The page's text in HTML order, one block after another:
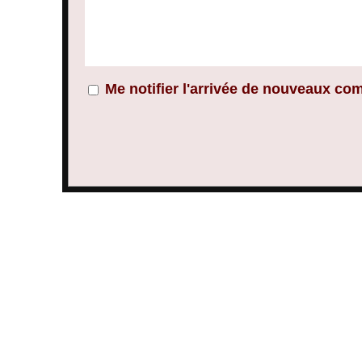
Me notifier l'arrivée de nouveaux